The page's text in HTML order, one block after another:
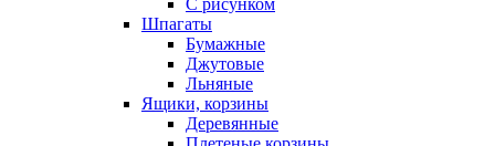
С рисунком
Шпагаты
Бумажные
Джутовые
Льняные
Ящики, корзины
Деревянные